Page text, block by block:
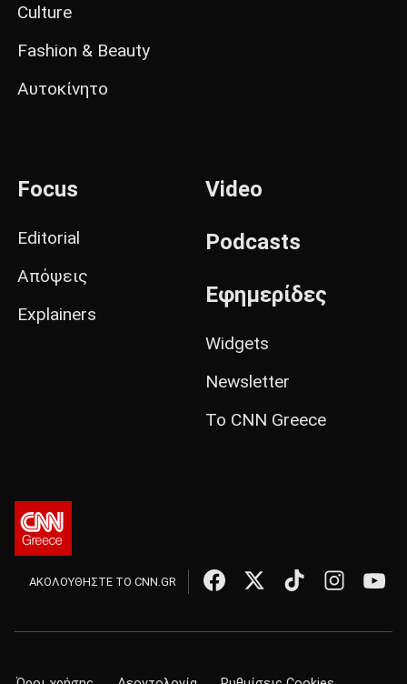
Culture
Fashion & Beauty
Αυτοκίνητο
Focus
Editorial
Απόψεις
Explainers
Video
Podcasts
Εφημερίδες
Widgets
Newsletter
Το CNN Greece
ΑΚΟΛΟΥΘΗΣΤΕ ΤΟ CNN.GR